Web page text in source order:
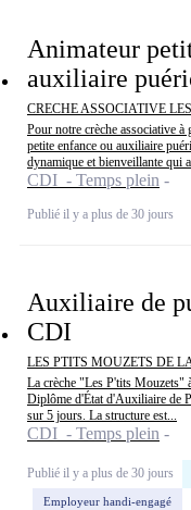
Animateur
auxiliaire
CRECHE ASSOCIATIVE
Pour notre crèche associative à
petite enfance ou auxiliaire
dynamique et bienveillante qui
CDI - Temps plein
Publié il y a plus de 30 jours
Auxiliaire de
CDI
LES PTITS MOUZETS DE
La crèche "Les P'tits Mouzets"
Diplôme d'État d'Auxiliaire de
sur 5 jours. La structure est...
CDI - Temps plein
Publié il y a plus de 30 jours
Employeur handi-engagé